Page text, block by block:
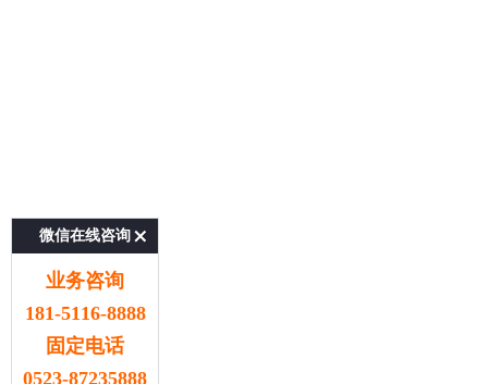
微信在线咨询
业务咨询
181-5116-8888
固定电话
0523-87235888